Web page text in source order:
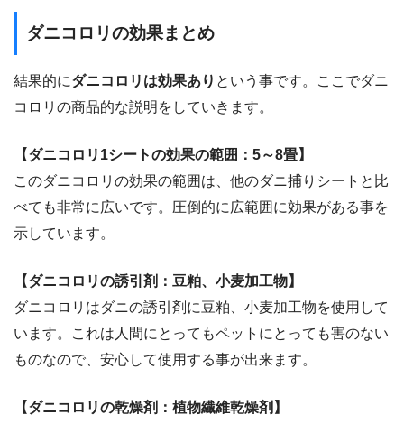
ダニコロリの効果まとめ
結果的にダニコロリは効果あり という事です。ここでダニ
コロリの商品的な説明をしていきます。
【ダニコロリ1シートの効果の範囲：5～8畳】
このダニコロリの効果の範囲は、他のダニ捕りシートと比
べても非常に広いです。圧倒的に広範囲に効果がある事を
示しています。
【ダニコロリの誘引剤：豆粕、小麦加工物】
ダニコロリはダニの誘引剤に豆粕、小麦加工物を使用して
います。これは人間にとってもペットにとっても害のない
ものなので、安心して使用する事が出来ます。
【ダニコロリの乾燥剤：植物繊維乾燥剤】